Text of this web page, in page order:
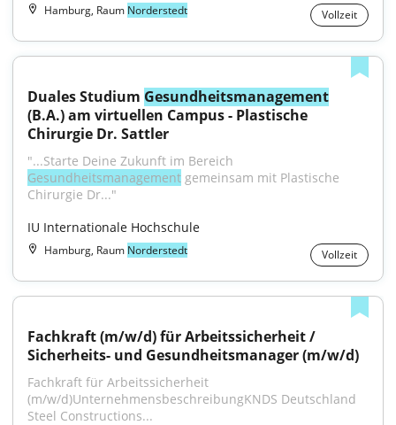
Hamburg, Raum Norderstedt Vollzeit
Duales Studium Gesundheitsmanagement
(B.A.) am virtuellen Campus - Plastische
Chirurgie Dr. Sattler
Gesundheitsmanagement gemeinsam mit Plastische
Chirurgie Dr..."
IU Internationale Hochschule
Hamburg, Raum Norderstedt Vollzeit
Fachkraft (m/w/d) für Arbeitssicherheit /
Sicherheits- und Gesundheitsmanager (m/w/d)
Fachkraft für Arbeitssicherheit
(m/w/d)UnternehmensbeschreibungKNDS Deutschland
Steel Constructions...